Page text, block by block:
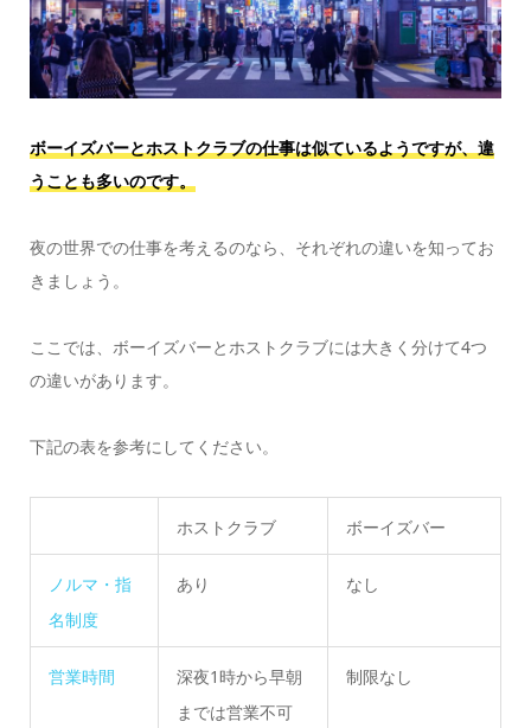
ボーイズバーとホストクラブの仕事は似ているようですが、違
うことも多いのです。
夜の世界での仕事を考えるのなら、それぞれの違いを知ってお
きましょう。
ここでは、ボーイズバーとホストクラブには大きく分けて4つ
の違いがあります。
下記の表を参考にしてください。
ホストクラブ ボーイズバー
ノルマ・指
名制度
あり なし
営業時間
深夜1時から早朝
までは営業不可
制限なし